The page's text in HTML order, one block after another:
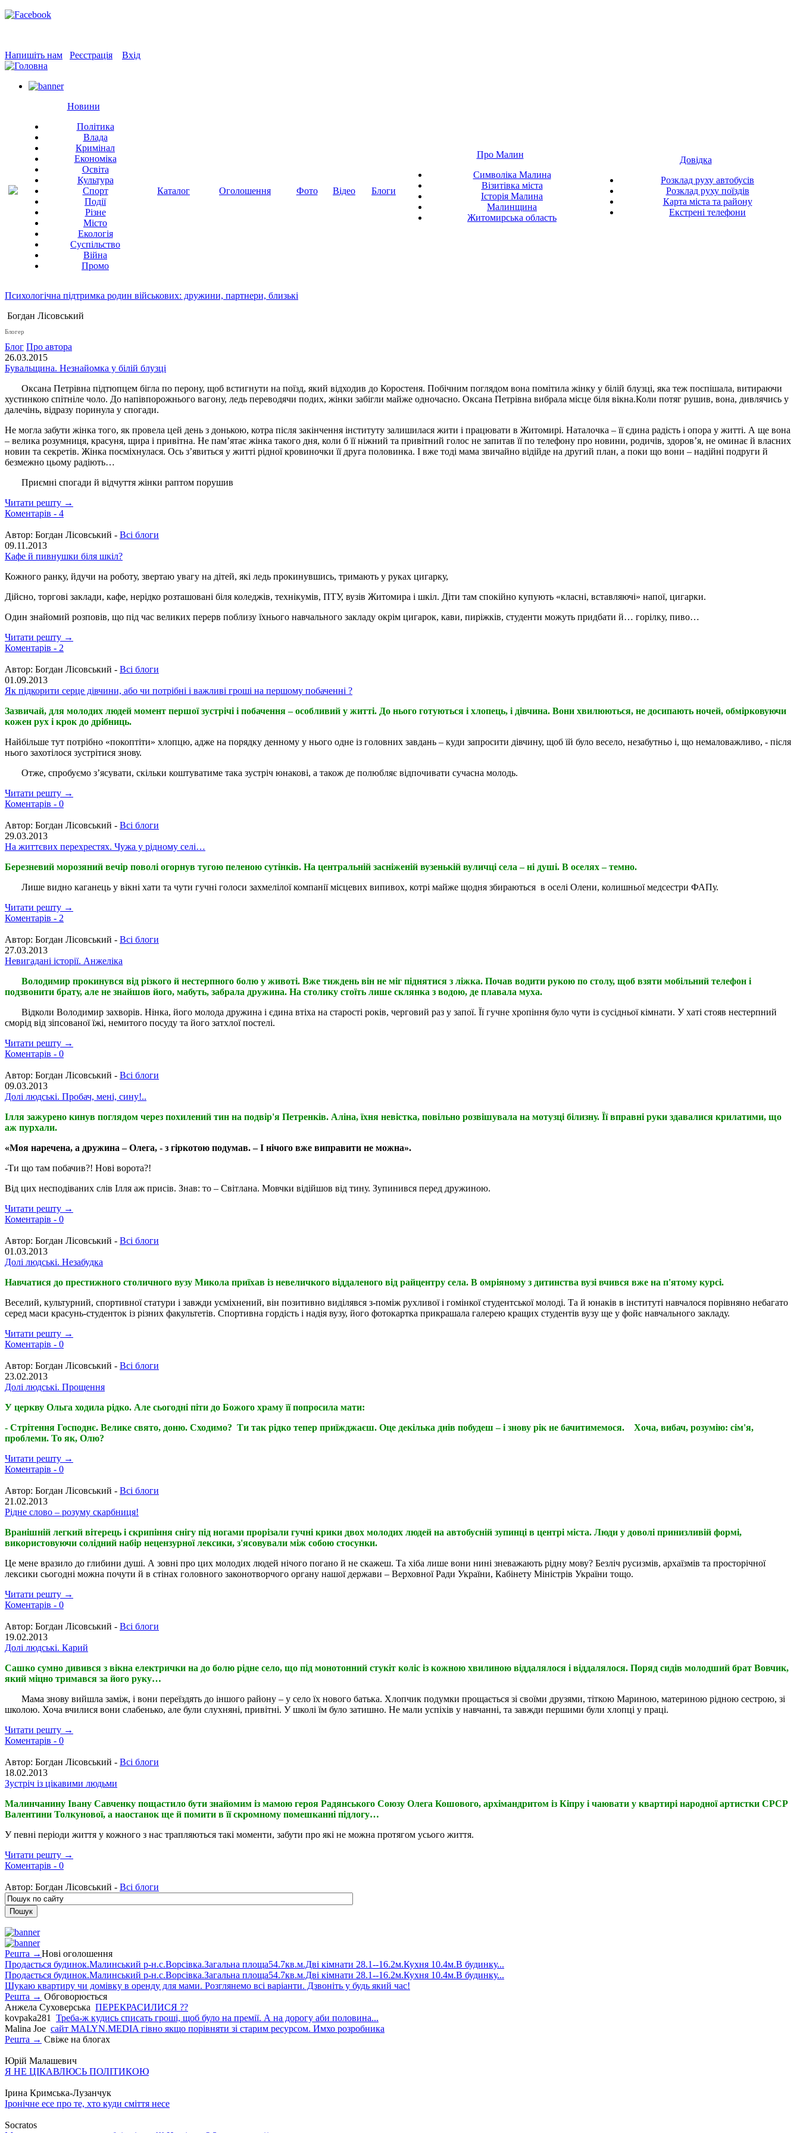
Напишіть нам Реєстрація Вхід
Новини
Політика
Влада
Кримінал
Економіка
Освіта
Культура
Спорт
Події
Різне
Місто
Екологія
Суспільство
Війна
Промо
Каталог Оголошення Фото Відео Блоги
Про Малин
Символіка Малина
Візитівка міста
Історія Малина
Малинщина
Житомирська область
Довідка
Розклад руху автобусів
Розклад руху поїздів
Карта міста та району
Екстрені телефони
Психологічна підтримка родин військових: дружини, партнери, близькі
Богдан Лісовський
Блогер
Блог Про автора
26.03.2015
Бувальщина. Незнайомка у білій блузці
Оксана Петрівна підтюпцем бігла по перону, щоб встигнути на поїзд, який відходив до Коростеня. Побічним поглядом вона помітила жінку у білій блузці, яка теж поспішала, витираючи
хустинкою спітніле чоло. До напівпорожнього вагону, ледь переводячи подих, жінки забігли майже одночасно. Оксана Петрівна вибрала місце біля вікна.Коли потяг рушив, вона, дивлячись у
далечінь, відразу поринула у спогади.
Не могла забути жінка того, як провела цей день з донькою, котра після закінчення інституту залишилася жити і працювати в Житомирі. Наталочка – її єдина радість і опора у житті. А ще вона
– велика розумниця, красуня, щира і привітна. Не пам’ятає жінка такого дня, коли б її ніжний та привітний голос не запитав її по телефону про новини, родичів, здоров’я, не оминає й власних
новин та секретів. Жінка посміхнулася. Ось з’явиться у житті рідної кровиночки її друга половинка. І вже тоді мама звичайно відійде на другий план, а поки що вони – надійні подруги й
безмежно цьому радіють…
Приємні спогади й відчуття жінки раптом порушив
Читати решту →
Коментарів - 4
Автор: Богдан Лісовський - Всі блоги
09.11.2013
Кафе й пивнушки біля шкіл?
Кожного ранку, йдучи на роботу, звертаю увагу на дітей, які ледь прокинувшись, тримають у руках цигарку,
Дійсно, торгові заклади, кафе, нерідко розташовані біля коледжів, технікумів, ПТУ, вузів Житомира і шкіл. Діти там спокійно купують «класні, вставляючі» напої, цигарки.
Один знайомий розповів, що під час великих перерв поблизу їхнього навчального закладу окрім цигарок, кави, пиріжків, студенти можуть придбати й… горілку, пиво…
Читати решту →
Коментарів - 2
Автор: Богдан Лісовський - Всі блоги
01.09.2013
Як підкорити серце дівчини, або чи потрібні і важливі гроші на першому побаченні ?
Зазвичай, для молодих людей момент першої зустрічі і побачення – особливий у житті. До нього готуються і хлопець, і дівчина. Вони хвилюються, не досипають ночей, обмірковуючи
кожен рух і крок до дрібниць.
Найбільше тут потрібно «покоптіти» хлопцю, адже на порядку денному у нього одне із головних завдань – куди запросити дівчину, щоб їй було весело, незабутньо і, що немаловажливо, - після
нього захотілося зустрітися знову.
Отже, спробуємо з’ясувати, скільки коштуватиме така зустріч юнакові, а також де полюбляє відпочивати сучасна молодь.
Читати решту →
Коментарів - 0
Автор: Богдан Лісовський - Всі блоги
29.03.2013
На життєвих перехрестях. Чужа у рідному селі…
Березневий морозяний вечір поволі огорнув тугою пеленою сутінків. На центральній засніженій вузенькій вуличці села – ні душі. В оселях – темно.
Лише видно каганець у вікні хати та чути гучні голоси захмелілої компанії місцевих випивох, котрі майже щодня збираються в оселі Олени, колишньої медсестри ФАПу.
Читати решту →
Коментарів - 2
Автор: Богдан Лісовський - Всі блоги
27.03.2013
Невигадані історії. Анжеліка
Володимир прокинувся від різкого й нестерпного болю у животі. Вже тиждень він не міг піднятися з ліжка. Почав водити рукою по столу, щоб взяти мобільний телефон і
подзвонити брату, але не знайшов його, мабуть, забрала дружина. На столику стоїть лише склянка з водою, де плавала муха.
Відколи Володимир захворів. Нінка, його молода дружина і єдина втіха на старості років, черговий раз у запої. Її гучне хропіння було чути із сусідньої кімнати. У хаті стояв нестерпний
сморід від зіпсованої їжі, немитого посуду та його затхлої постелі.
Читати решту →
Коментарів - 0
Автор: Богдан Лісовський - Всі блоги
09.03.2013
Долі людські. Пробач, мені, сину!..
Ілля зажурено кинув поглядом через похилений тин на подвір'я Петренків. Аліна, їхня невістка, повільно розвішувала на мотузці білизну. Її вправні руки здавалися крилатими, що
аж пурхали.
«Моя наречена, а дружина – Олега, - з гіркотою подумав. – І нічого вже виправити не можна».
-Ти що там побачив?! Нові ворота?!
Від цих несподіваних слів Ілля аж присів. Знав: то – Світлана. Мовчки відійшов від тину. Зупинився перед дружиною.
Читати решту →
Коментарів - 0
Автор: Богдан Лісовський - Всі блоги
01.03.2013
Долі людські. Незабудка
Навчатися до престижного столичного вузу Микола приїхав із невеличкого віддаленого від райцентру села. В омріяному з дитинства вузі вчився вже на п'ятому курсі.
Веселий, культурний, спортивної статури і завжди усміхнений, він позитивно виділявся з-поміж рухливої і гомінкої студентської молоді. Та й юнаків в інституті навчалося порівняно небагато
серед маси красунь-студенток із різних факультетів. Спортивна гордість і надія вузу, його фотокартка прикрашала галерею кращих студентів вузу ще у фойє навчального закладу.
Читати решту →
Коментарів - 0
Автор: Богдан Лісовський - Всі блоги
23.02.2013
Долі людські. Прощення
У церкву Ольга ходила рідко. Але сьогодні піти до Божого храму її попросила мати:
- Стрітення Господнє. Велике свято, доню. Сходимо? Ти так рідко тепер приїжджаєш. Оце декілька днів побудеш – і знову рік не бачитимемося. Хоча, вибач, розумію: сім'я,
проблеми. То як, Олю?
Читати решту →
Коментарів - 0
Автор: Богдан Лісовський - Всі блоги
21.02.2013
Рідне слово – розуму скарбниця!
Вранішній легкий вітерець і скрипіння снігу під ногами прорізали гучні крики двох молодих людей на автобусній зупинці в центрі міста. Люди у доволі принизливій формі,
використовуючи солідний набір нецензурної лексики, з'ясовували між собою стосунки.
Це мене вразило до глибини душі. А зовні про цих молодих людей нічого погано й не скажеш. Та хіба лише вони нині зневажають рідну мову? Безліч русизмів, архаїзмів та просторічної
лексики сьогодні можна почути й в стінах головного законотворчого органу нашої держави – Верховної Ради України, Кабінету Міністрів України тощо.
Читати решту →
Коментарів - 0
Автор: Богдан Лісовський - Всі блоги
19.02.2013
Долі людські. Карий
Сашко сумно дивився з вікна електрички на до болю рідне село, що під монотонний стукіт коліс із кожною хвилиною віддалялося і віддалялося. Поряд сидів молодший брат Вовчик,
який міцно тримався за його руку…
Мама знову вийшла заміж, і вони переїздять до іншого району – у село їх нового батька. Хлопчик подумки прощається зі своїми друзями, тіткою Мариною, материною рідною сестрою, зі
школою. Хоча вчилися вони слабенько, але були слухняні, привітні. У школі їм було затишно. Не мали успіхів у навчанні, та завжди першими були хлопці у праці.
Читати решту →
Коментарів - 0
Автор: Богдан Лісовський - Всі блоги
18.02.2013
Зустріч із цікавими людьми
Малинчанину Івану Савченку пощастило бути знайомим із мамою героя Радянського Союзу Олега Кошового, архімандритом із Кіпру і чаювати у квартирі народної артистки СРСР
Валентини Толкунової, а наостанок ще й помити в її скромному помешканні підлогу…
У певні періоди життя у кожного з нас трапляються такі моменти, забути про які не можна протягом усього життя.
Читати решту →
Коментарів - 0
Автор: Богдан Лісовський - Всі блоги
Решта →Нові оголошення
Продається будинок.Малинський р-н.с.Ворсівка.Загальна площа54.7кв.м.Дві кімнати 28.1--16.2м.Кухня 10.4м.В будинку...
Продається будинок.Малинський р-н.с.Ворсівка.Загальна площа54.7кв.м.Дві кімнати 28.1--16.2м.Кухня 10.4м.В будинку...
Шукаю квартиру чи домівку в оренду для мами. Розглянемо всі варіанти. Дзвоніть у будь який час!
Решта → Обговорюється
Анжела Суховерська ПЕРЕКРАСИЛИСЯ ??
kovpaka281
Треба-ж кудись списать гроші, щоб було на премії. А на дорогу аби половина...
Malina Joe сайт MALYN.MEDIA гiвно якщо порiвняти зi старим ресурсом. Имхо розробника
Решта → Свіже на блогах
Юрій Малашевич
Я НЕ ЦІКАВЛЮСЬ ПОЛІТИКОЮ
Ірина Кримська-Лузанчук
Іронічне есе про те, хто куди сміття несе
Socratos